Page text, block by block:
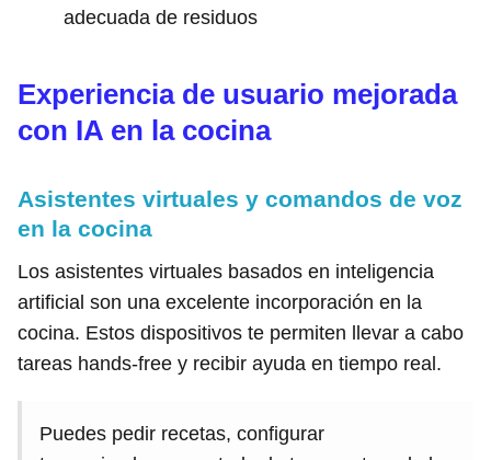
adecuada de residuos
Experiencia de usuario mejorada
con IA en la cocina
Asistentes virtuales y comandos de voz
en la cocina
Los asistentes virtuales basados en inteligencia
artificial son una excelente incorporación en la
cocina. Estos dispositivos te permiten llevar a cabo
tareas hands-free y recibir ayuda en tiempo real.
Puedes pedir recetas, configurar